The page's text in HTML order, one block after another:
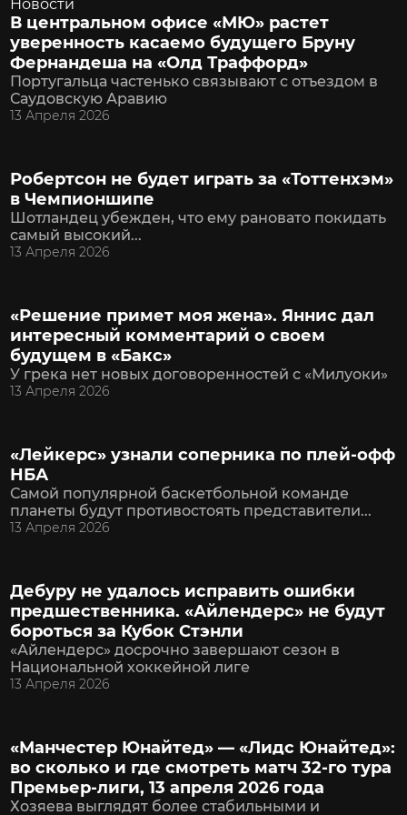
Новости
В центральном офисе «МЮ» растет
уверенность касаемо будущего Бруну
Фернандеша на «Олд Траффорд»
Португальца частенько связывают с отъездом в
Саудовскую Аравию
13 Апреля 2026
Робертсон не будет играть за «Тоттенхэм»
в Чемпионшипе
Шотландец убежден, что ему рановато покидать
самый высокий...
13 Апреля 2026
«Решение примет моя жена». Яннис дал
интересный комментарий о своем
будущем в «Бакс»
У грека нет новых договоренностей с «Милуоки»
13 Апреля 2026
«Лейкерс» узнали соперника по плей-офф
НБА
Самой популярной баскетбольной команде
планеты будут противостоять представители...
13 Апреля 2026
Дебуру не удалось исправить ошибки
предшественника. «Айлендерс» не будут
бороться за Кубок Стэнли
«Айлендерс» досрочно завершают сезон в
Национальной хоккейной лиге
13 Апреля 2026
«Манчестер Юнайтед» — «Лидс Юнайтед»:
во сколько и где смотреть матч 32-го тура
Премьер-лиги, 13 апреля 2026 года
Хозяева выглядят более стабильными и